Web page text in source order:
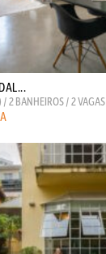
2 BANHEIROS / 2 VAGAS